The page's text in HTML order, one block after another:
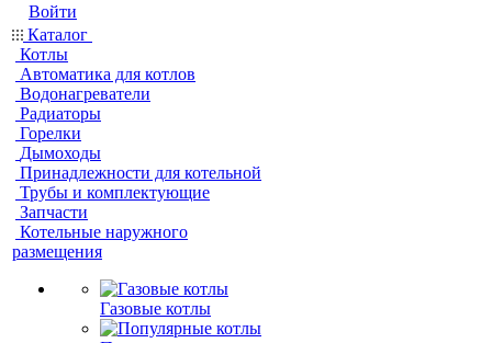
Войти
Каталог
Котлы
Автоматика для котлов
Водонагреватели
Радиаторы
Горелки
Дымоходы
Принадлежности для котельной
Трубы и комплектующие
Запчасти
Котельные наружного
размещения
Газовые котлы